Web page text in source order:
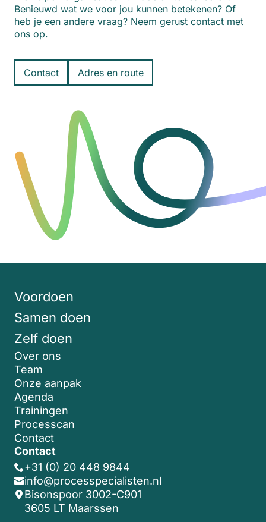
Benieuwd wat we voor jou kunnen betekenen? Of
heb je een andere vraag? Neem gerust contact met
ons op.
Contact Adres en route
Voordoen
Samen doen
Zelf doen
Over ons
Team
Onze aanpak
Agenda
Trainingen
Processcan
Contact
Contact
+31 (0) 20 448 9844
info@processpecialisten.nl
Bisonspoor 3002-C901
3605 LT Maarssen